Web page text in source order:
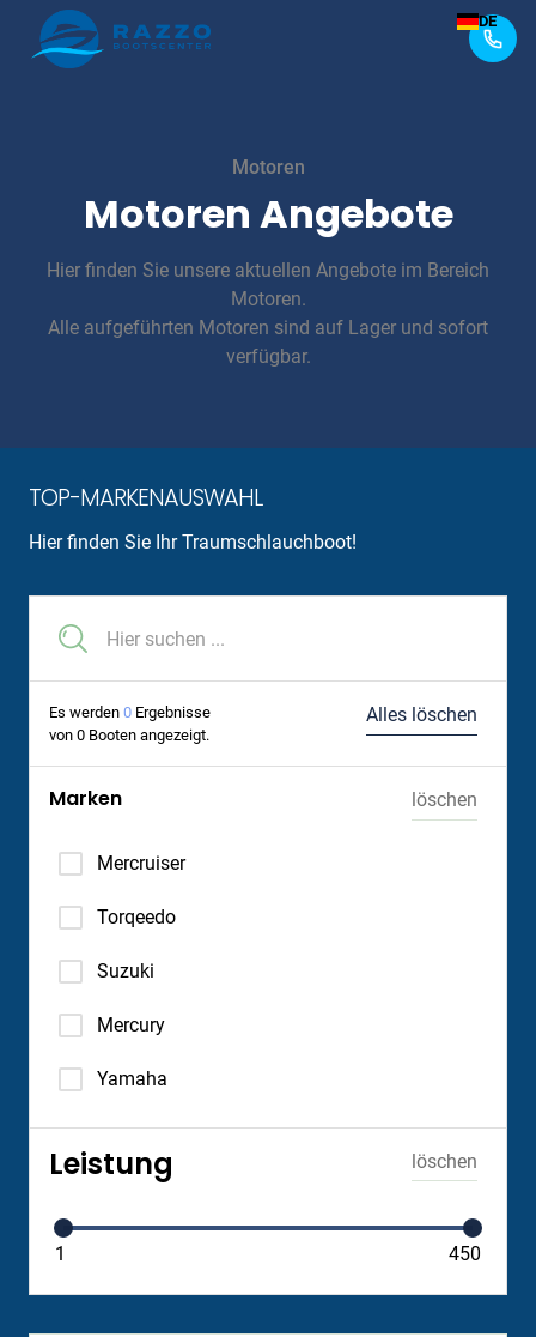
Motoren
Motoren Angebote
Hier finden Sie unsere aktuellen Angebote im Bereich
Motoren.
Alle aufgeführten Motoren sind auf Lager und sofort
verfügbar.
TOP-MARKENAUSWAHL
Hier finden Sie Ihr Traumschlauchboot!
Es werden 0 Ergebnisse
von 0 Booten angezeigt.
Alles löschen
Marken löschen
Mercruiser
Torqeedo
Suzuki
Mercury
Yamaha
Leistung löschen
1 450
DE